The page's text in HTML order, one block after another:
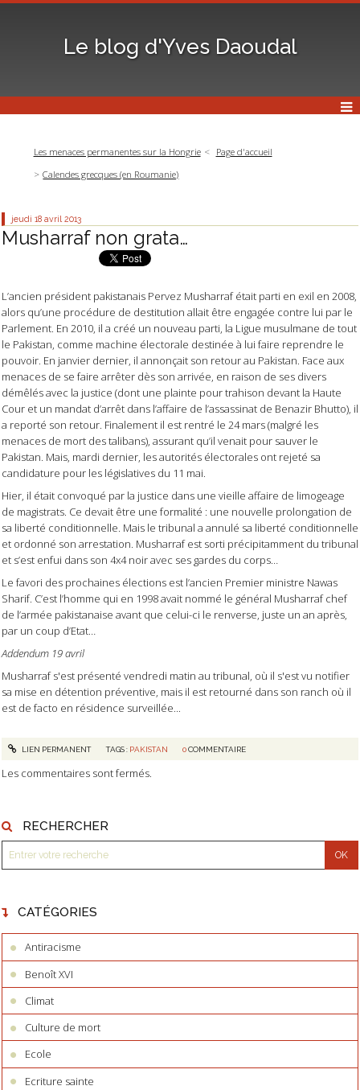
Le blog d'Yves Daoudal
RECHERCHER
CATÉGORIES
Antiracisme
Benoît XVI
Climat
Culture de mort
Ecole
Ecriture sainte
Les menaces permanentes sur la Hongrie
Page d'accueil
Calendes grecques (en Roumanie)
jeudi 18 avril 2013
Musharraf non grata…
L’ancien président pakistanais Pervez Musharraf était parti en exil en 2008,
alors qu’une procédure de destitution allait être engagée contre lui par le
Parlement. En 2010, il a créé un nouveau parti, la Ligue musulmane de tout
le Pakistan, comme machine électorale destinée à lui faire reprendre le
pouvoir. En janvier dernier, il annonçait son retour au Pakistan. Face aux
menaces de se faire arrêter dès son arrivée, en raison de ses divers
démêlés avec la justice (dont une plainte pour trahison devant la Haute
Cour et un mandat d’arrêt dans l’affaire de l’assassinat de Benazir Bhutto), il
a reporté son retour. Finalement il est rentré le 24 mars (malgré les
menaces de mort des talibans), assurant qu’il venait pour sauver le
Pakistan. Mais, mardi dernier, les autorités électorales ont rejeté sa
candidature pour les législatives du 11 mai.
Hier, il était convoqué par la justice dans une vieille affaire de limogeage
de magistrats. Ce devait être une formalité : une nouvelle prolongation de
sa liberté conditionnelle. Mais le tribunal a annulé sa liberté conditionnelle
et ordonné son arrestation. Musharraf est sorti précipitamment du tribunal
et s’est enfui dans son 4x4 noir avec ses gardes du corps…
Le favori des prochaines élections est l’ancien Premier ministre Nawas
Sharif. C’est l’homme qui en 1998 avait nommé le général Musharraf chef
de l’armée pakistanaise avant que celui-ci le renverse, juste un an après,
par un coup d’Etat…
Addendum 19 avril
Musharraf s'est présenté vendredi matin au tribunal, où il s'est vu notifier
sa mise en détention préventive, mais il est retourné dans son ranch où il
est de facto en résidence surveillée...
LIEN PERMANENT TAGS : PAKISTAN 0COMMENTAIRE
Les commentaires sont fermés.